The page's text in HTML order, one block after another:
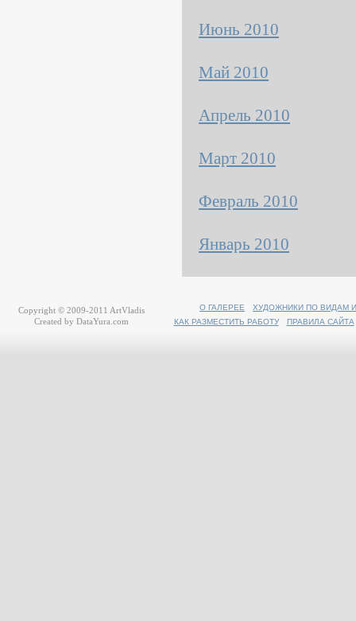
Июнь 2010
Май 2010
Апрель 2010
Март 2010
Февраль 2010
Январь 2010
О ГАЛЕРЕЕ
ХУДОЖНИКИ ПО ВИДАМ
КАК РАЗМЕСТИТЬ РАБОТУ
ПРАВИЛА САЙТА
Copyright © 2009-2011 ArtVladis
Created by DataYura.com